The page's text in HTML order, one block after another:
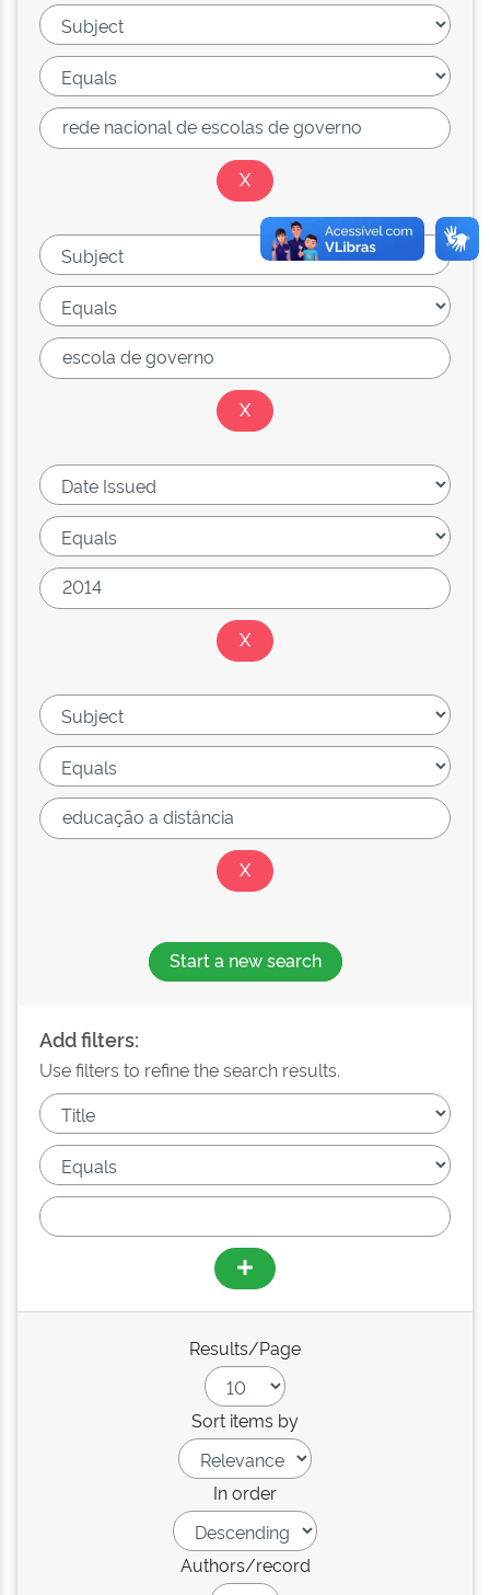
Start a new search
Add filters:
Use filters to refine the search results.
Results/Page
Sort items by
In order
Authors/record